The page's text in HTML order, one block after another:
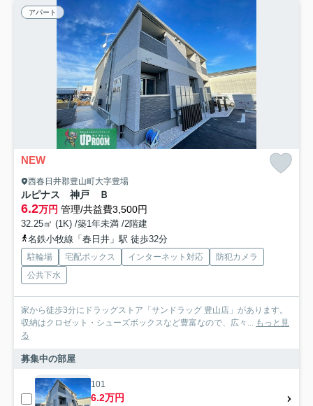
アパート
NEW
西春日井郡豊山町大字豊場
ルピナス 神戸 Ｂ
6.2万円 管理/共益費3,500円
32.25㎡ (1K) /築1年未満 /2階建
名鉄小牧線「春日井」駅 徒歩32分
駐輪場 宅配ボックス インターネット対応
防犯カメラ
公共下水
家から徒歩3分にドラッグストア「サンドラッグ 豊山店」があります。
収納はクロゼット・シューズボックスなど豊富なので、広々... もっと見
る
募集中の部屋
101
6.2万円